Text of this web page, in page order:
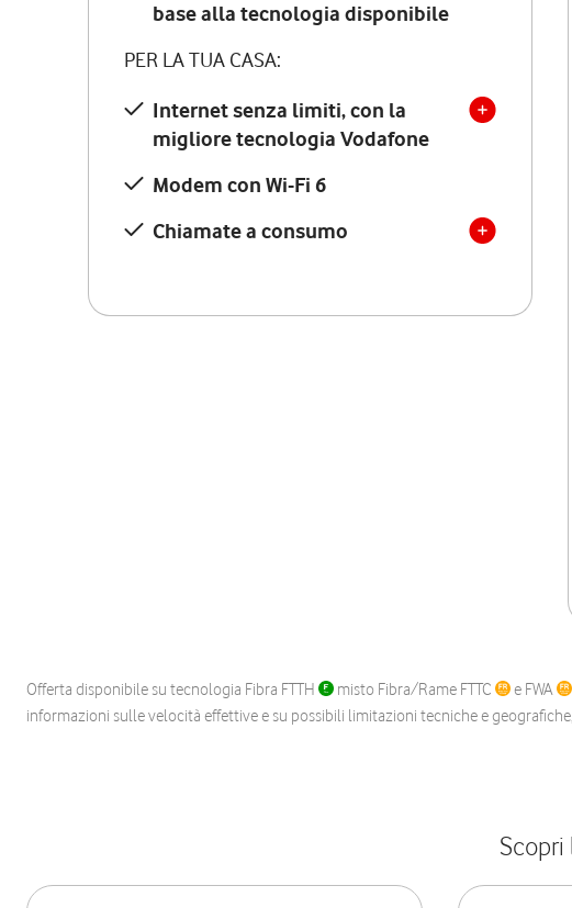
base alla tecnologia disponibile
PER LA TUA CASA:
Internet senza limiti, con la
migliore tecnologia Vodafone
Modem con Wi-Fi 6
Chiamate a consumo
Offerta disponibile su tecnologia Fibra FTTH misto Fibra/Rame FTTC e FWA
informazioni sulle velocità effettive e su possibili limitazioni tecniche e